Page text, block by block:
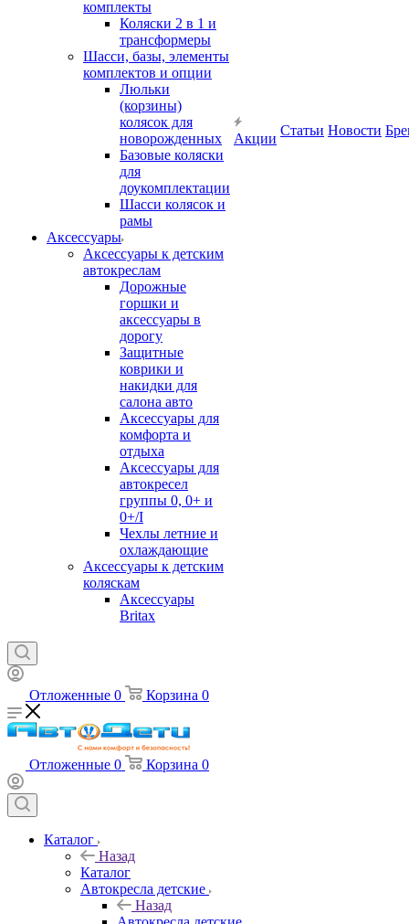
комплекты
Коляски 2 в 1 и
трансформеры
Шасси, базы, элементы
комплектов и опции
Люльки
(корзины)
колясок для
новорожденных
Базовые коляски
для
доукомплектации
Шасси колясок и
рамы
Аксессуары
Аксессуары к детским
автокреслам
Дорожные
горшки и
аксессуары в
дорогу
Защитные
коврики и
накидки для
салона авто
Аксессуары для
комфорта и
отдыха
Аксессуары для
автокресел
группы 0, 0+ и
0+/I
Чехлы летние и
охлаждающие
Аксессуары к детским
коляскам
Аксессуары
Britax
Акции
Статьи Новости
Отложенные 0 Корзина 0
Отложенные 0 Корзина 0
Каталог
Назад
Каталог
Автокресла детские
Назад